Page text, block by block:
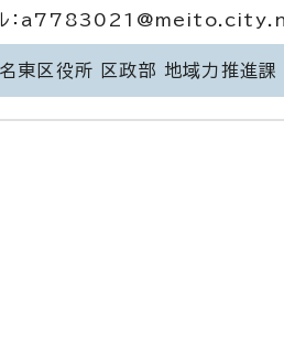
ル：
名東区役所 区政部 地域力推進課